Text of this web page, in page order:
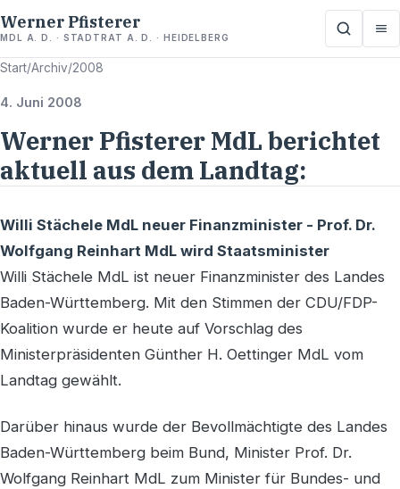
Werner Pfisterer
MDL A. D. · STADTRAT A. D. · HEIDELBERG
Start/Archiv/2008
4. Juni 2008
Werner Pfisterer MdL berichtet
aktuell aus dem Landtag:
Willi Stächele MdL neuer Finanzminister - Prof. Dr.
Wolfgang Reinhart MdL wird Staatsminister
Willi Stächele MdL ist neuer Finanzminister des Landes
Baden-Württemberg. Mit den Stimmen der CDU/FDP-
Koalition wurde er heute auf Vorschlag des
Ministerpräsidenten Günther H. Oettinger MdL vom
Landtag gewählt.
Darüber hinaus wurde der Bevollmächtigte des Landes
Baden-Württemberg beim Bund, Minister Prof. Dr.
Wolfgang Reinhart MdL zum Minister für Bundes- und